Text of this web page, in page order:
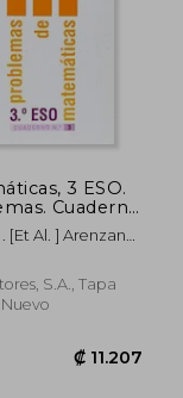
3 ESO.
Cuaderno
[et Al. ] Arenzana
S.A., Tapa